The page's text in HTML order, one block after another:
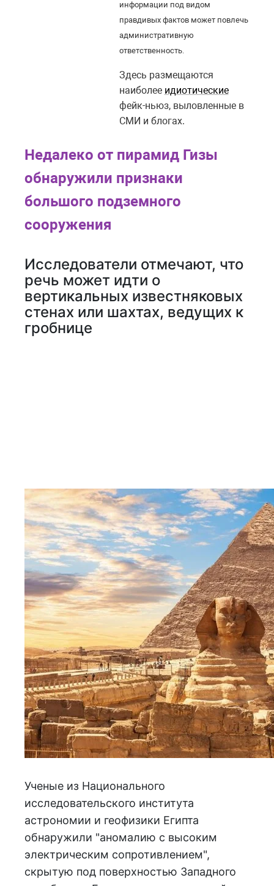
информации под видом
правдивых фактов может повлечь
административную
ответственность.
Здесь размещаются
наиболее идиотические
фейк-ньюз, выловленные в
СМИ и блогах.
Недалеко от пирамид Гизы
обнаружили признаки
большого подземного
сооружения
Исследователи отмечают, что
речь может идти о
вертикальных известняковых
стенах или шахтах, ведущих к
гробнице
Ученые из Национального
исследовательского института
астрономии и геофизики Египта
обнаружили "аномалию с высоким
электрическим сопротивлением",
скрытую под поверхностью Западного